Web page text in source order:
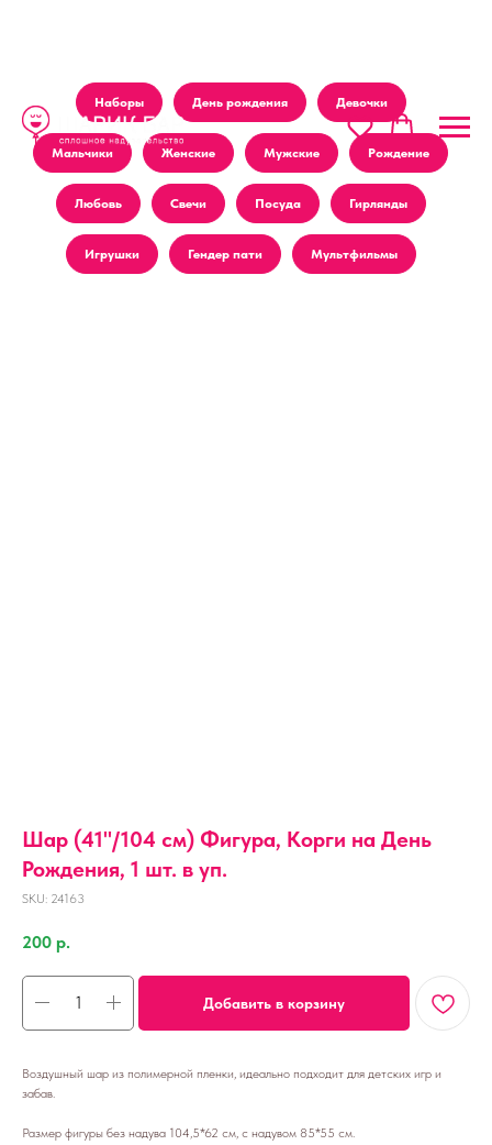
Наборы День рождения Девочки
Мальчики Женские Мужские Рождение
Любовь Свечи Посуда Гирлянды
Игрушки Гендер пати Мультфильмы
Шар (41''/104 см) Фигура, Корги на День
Рождения, 1 шт. в уп.
SKU: 24163
200 р.
Добавить в корзину
Воздушный шар из полимерной пленки, идеально подходит для детских игр и
забав.
Размер фигуры без надува 104,5*62 см, с надувом 85*55 см.